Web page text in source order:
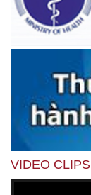
VIDEO CLIPS